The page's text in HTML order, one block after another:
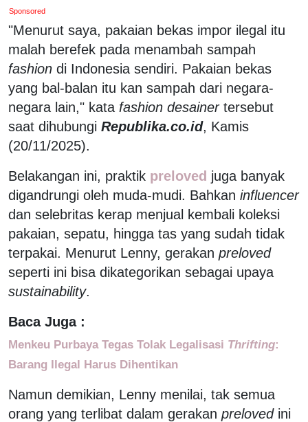
Sponsored
"Menurut saya, pakaian bekas impor ilegal itu
malah berefek pada menambah sampah
fashion di Indonesia sendiri. Pakaian bekas
yang bal-balan itu kan sampah dari negara-
negara lain," kata fashion desainertersebut
saat dihubungi Republika.co.id, Kamis
(20/11/2025).
Belakangan ini, praktik preloved juga banyak
digandrungi oleh muda-mudi. Bahkan influencer
dan selebritas kerap menjual kembali koleksi
pakaian, sepatu, hingga tas yang sudah tidak
terpakai. Menurut Lenny, gerakan preloved
seperti ini bisa dikategorikan sebagai upaya
sustainability.
Baca Juga :
Menkeu Purbaya Tegas Tolak Legalisasi Thrifting:
Barang Ilegal Harus Dihentikan
Namun demikian, Lenny menilai, tak semua
orang yang terlibat dalam gerakan prelovedini